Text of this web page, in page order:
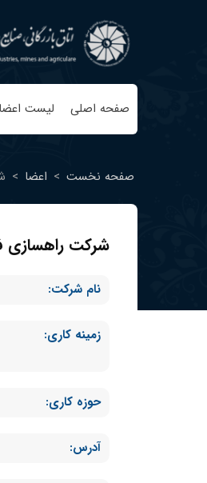
صفحه اصلی لیست اعضا
صفحه نخست > اعضا >
شرکت راهسازی
نام شرکت:
زمینه کاری:
حوزه کاری:
آدرس: